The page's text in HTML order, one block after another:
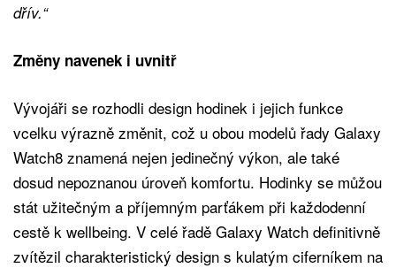
dřív.“
Změny navenek i uvnitř
Vývojáři se rozhodli design hodinek i jejich funkce
vcelku výrazně změnit, což u obou modelů řady Galaxy
Watch8 znamená nejen jedinečný výkon, ale také
dosud nepoznanou úroveň komfortu. Hodinky se můžou
stát užitečným a příjemným parťákem při každodenní
cestě k wellbeing. V celé řadě Galaxy Watch definitivně
zvítězil charakteristický design s kulatým ciferníkem na